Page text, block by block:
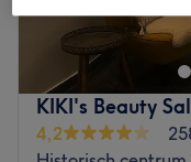
advanced skin
At Skinnix, they
your natural beauty.
Their journey is
skincare solutions in
Whether you're
KIKI's Beauty
4,2